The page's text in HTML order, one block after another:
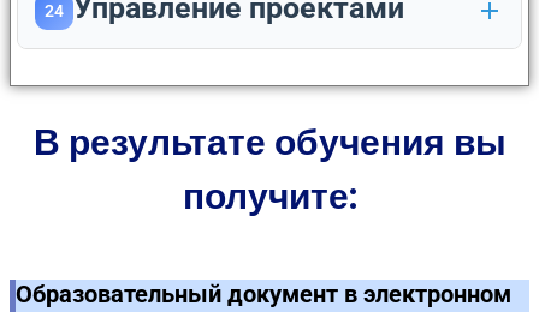
24 Управление проектами
В результате обучения вы
получите:
Образовательный документ в электронном